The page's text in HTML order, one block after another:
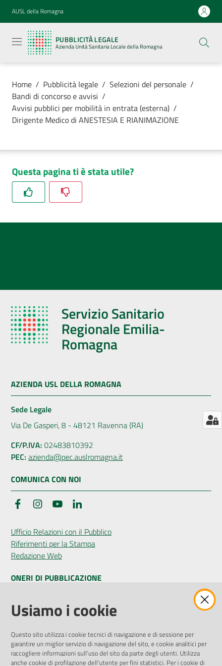
Vai al contenuto
Vai alla navigazione
Vai al footer
AUSL della Romagna
PUBBLICITÀ LEGALE
Azienda Unità Sanitaria Locale della Romagna
legale
Azienda
Unità
Locale della
Luoghi di
cura
Home / Pubblicità legale / Selezioni del personale /
Bandi di concorso e avvisi /
Avvisi pubblici per mobilità in entrata (esterna) /
Dirigente Medico di ANESTESIA E RIANIMAZIONE
Questa pagina ti è stata utile?
Servizio Sanitario
Regionale Emilia-
Romagna
AZIENDA USL DELLA ROMAGNA
Sede Legale
Via De Gasperi, 8 - 48121 Ravenna (RA)
CF/P.IVA: 02483810392
PEC: azienda@pec.auslromagna.it
COMUNICA CON NOI
FacebookInstagramYouTube
Ufficio Relazioni con il Pubblico
Riferimenti per la Stampa
Redazione Web
ONERI DI PUBBLICAZIONE
Amministrazione Trasparente
Pubblicità legale
Privacy Policy
Attuazione Misure PNRR
Liste di Attesa
Usiamo i cookie
Questo sito utilizza i cookie tecnici di navigazione e di sessione per
garantire un miglior servizio di navigazione del sito, e cookie analitici per
raccogliere informazioni sull'uso del sito da parte degli utenti. Utilizza
anche cookie di profilazione dell'utente per fini statistici. Per i cookie di